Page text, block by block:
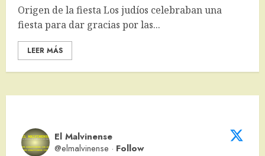
Origen de la fiesta Los judíos celebraban una
fiesta para dar gracias por las...
LEER MÁS
El Malvinense
@elmalvinense · Follow